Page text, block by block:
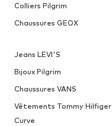
Colliers Pilgrim
Chaussures GEOX
Jeans LEVI'S
Bijoux Pilgrim
Chaussures VANS
Vêtements Tommy Hilfiger
Curve